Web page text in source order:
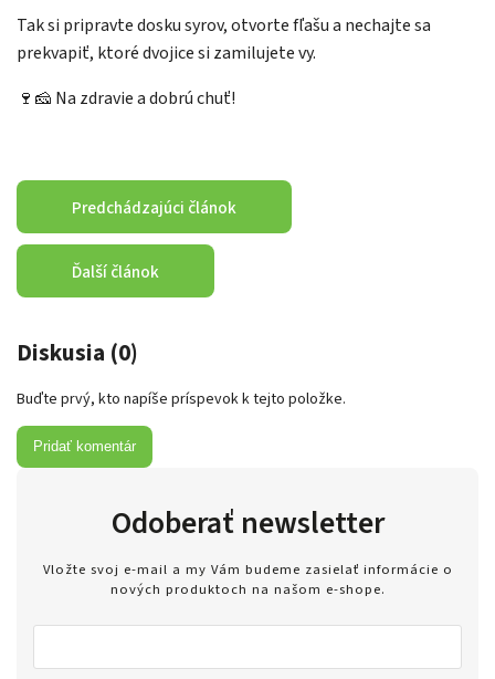
Tak si pripravte dosku syrov, otvorte fľašu a nechajte sa
prekvapiť, ktoré dvojice si zamilujete vy.
🍷🧀 Na zdravie a dobrú chuť!
Predchádzajúci článok
Ďalší článok
Diskusia (0)
Buďte prvý, kto napíše príspevok k tejto položke.
Pridať komentár
Odoberať newsletter
Vložte svoj e-mail a my Vám budeme zasielať informácie o
nových produktoch na našom e-shope.